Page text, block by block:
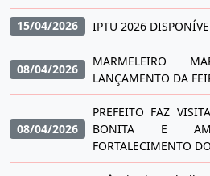
15/04/2026 IPTU 2026
08/04/2026
MARMELEIRO
LANÇAMENTO DA
08/04/2026
PREFEITO FAZ
BONITA E
FORTALECIMENTO